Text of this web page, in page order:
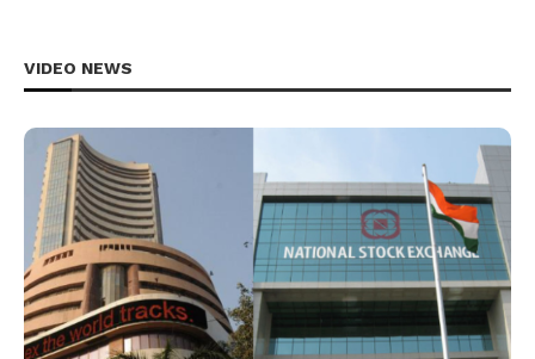
VIDEO NEWS